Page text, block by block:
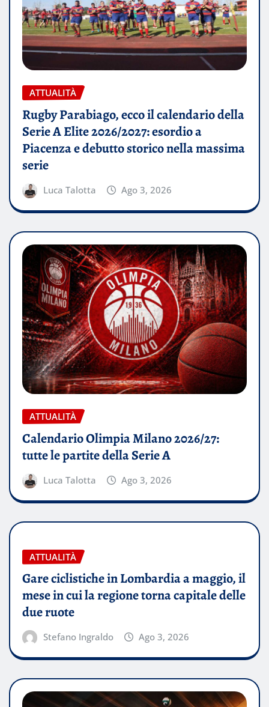
ATTUALITÀ
Rugby Parabiago, ecco il calendario della
Serie A Elite 2026/2027: esordio a
Piacenza e debutto storico nella massima
serie
Luca Talotta Ago 3, 2026
ATTUALITÀ
Calendario Olimpia Milano 2026/27:
tutte le partite della Serie A
Luca Talotta Ago 3, 2026
ATTUALITÀ
Gare ciclistiche in Lombardia a maggio, il
mese in cui la regione torna capitale delle
due ruote
Stefano Ingraldo Ago 3, 2026